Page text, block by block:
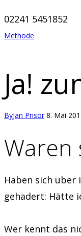
02241 5451852‬
Methode
Ja!
ByJan Prisor 8. Mai
Waren
Haben sich
gehadert: Hätte
Wer kennt das